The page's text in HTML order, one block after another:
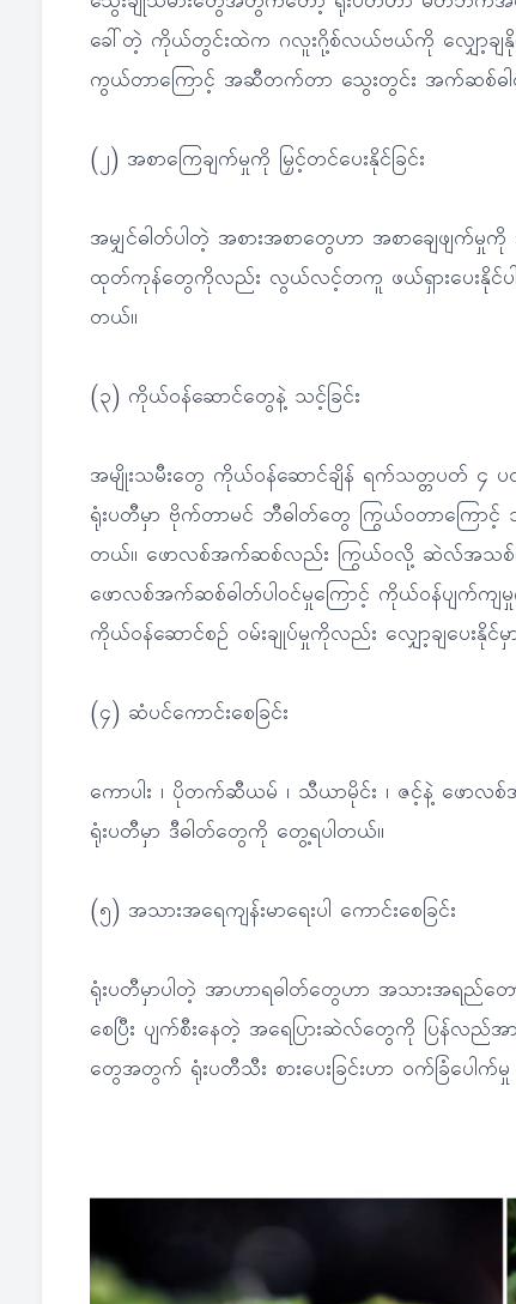
ခေါ်တဲ့ ကိုယ်တွင်းထဲက ဂလူးဂို့စ်လယ်ဗယ်ကို လျှော့ခ
ကွယ်တာကြောင့် အဆီတက်တာ သွေးတွင်း အက်ဆစ်ဓါတ်မျ
(၂) အစာကြေချက်မှုကို မြှင့်တင်ပေးနိုင်ခြင်း
အမျှင်ဓါတ်ပါတဲ့ အစားအစာတွေဟာ အစာချေဖျ
ထုတ်ကုန်တွေကိုလည်း လွယ်လင့်တကူ ဖယ်ရှားပေးနိုင်ပါတ
တယ်။
(၃) ကိုယ်ဝန်ဆောင်တွေနဲ့ သင့်ခြင်း
အမျိုးသမီးတွေ ကိုယ်ဝန်ဆောင်ချိန် ရက်သတ္တပတ် ၄
ရုံးပတီမှာ ဗိုက်တာမင် ဘီဓါတ်တွေ ကြွယ်ဝတာကြောင့် သန္
တယ်။ ဖောလစ်အက်ဆစ်လည်း ကြွယ်ဝလို့ ဆဲလ်အသစ်တွေ
ဖောလစ်အက်ဆစ်ဓါတ်ပါဝင်မှုကြောင့် ကိုယ်ဝန်ပျက်က
ကိုယ်ဝန်ဆောင်စဉ် ဝမ်းချုပ်မှုကိုလည်း လျှော့ချပေးနိုင်မှာ
(၄) ဆံပင်ကောင်းစေခြင်း
ကောပါး ၊ ပိုတက်ဆီယမ် ၊ သီယာမိုင်း ၊ ဇင့်နဲ့ ဖော
ရုံးပတီမှာ ဒီဓါတ်တွေကို တွေ့ရပါတယ်။
(၅) အသားအရေကျန်းမာရေးပါ ကောင်းစေခြင်း
ရုံးပတီမှာပါတဲ့ အာဟာရဓါတ်တွေဟာ အသားအရည်တ
စေပြီး ပျက်စီးနေတဲ့ အရေပြားဆဲလ်တွေကို ပြန်လည်
တွေအတွက် ရုံးပတီသီး စားပေးခြင်းဟာ ဝက်ခြံပေါက်မှု